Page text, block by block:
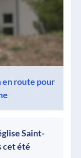
en route pour
Saint-
cet été